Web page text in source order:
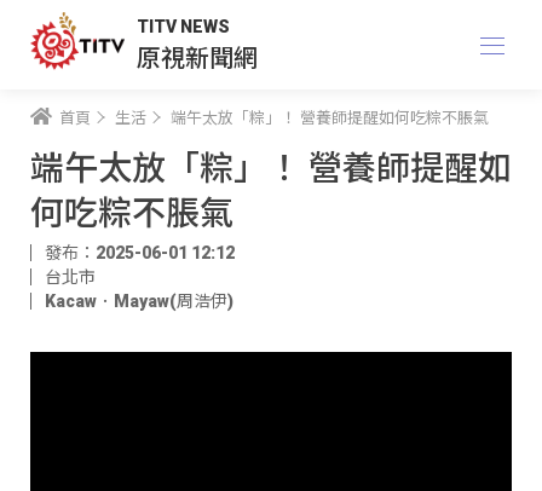
TITV NEWS
原視新聞網
首頁 生活 端午太放「粽」！ 營養師提醒如何吃粽不脹氣
端午太放「粽」！ 營養師提醒如
何吃粽不脹氣
發布：2025-06-01 12:12
台北市
Kacaw．Mayaw(周浩伊)